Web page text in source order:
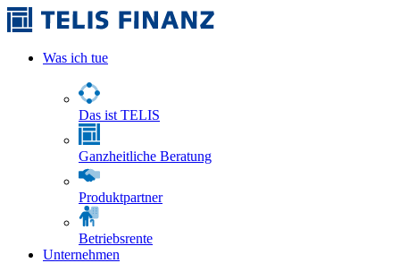
Was ich tue
Das ist TELIS
Ganzheitliche Beratung
Produktpartner
Betriebsrente
Unternehmen